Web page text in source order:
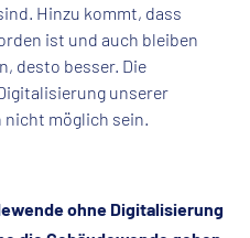
Hinzu kommt, dass
ist und auch bleiben
desto besser. Die
unserer
möglich sein.
ohne Digitalisierung